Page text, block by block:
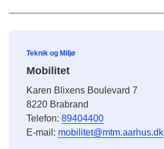
Teknik og Miljø
Mobilitet
Karen Blixens Boulevard 7
8220 Brabrand
Telefon: 89404400
E-mail: mobilitet@mtm.aarhus.dk